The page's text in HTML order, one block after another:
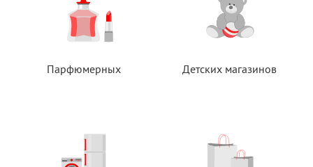
Парфюмерных Детских магазинов